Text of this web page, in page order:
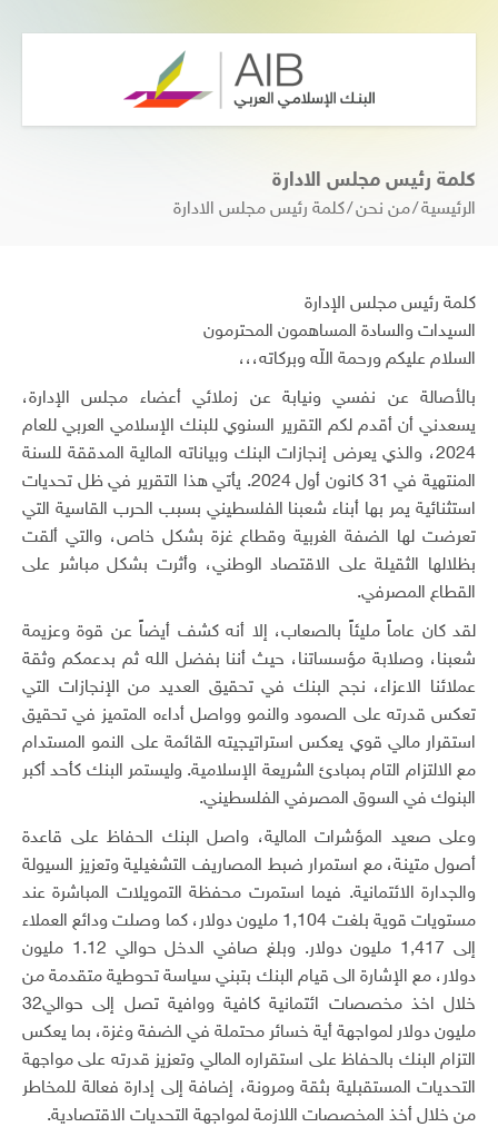
كلمة رئيس مجلس الادارة
الرئيسية من نحن كلمة رئيس مجلس الادارة
كلمة رئيس مجلس الإدارة
السيدات والسادة المساهمون المحترمون
السلام عليكم ورحمة اللّه وبركاته،،،
بالأصالة عن نفسي ونيابة عن زملائي أعضاء مجلس الإدارة،
يسعدني أن أقدم لكم التقرير السنوي للبنك الإسلامي العربي للعام
2024، والذي يعرض إنجازات البنك وبياناته المالية المدققة للسنة
المنتهية في 31 كانون أول 2024. يأتي هذا التقرير في ظل تحديات
استثنائية يمر بها أبناء شعبنا الفلسطيني بسبب الحرب القاسية التي
تعرضت لها الضفة الغربية وقطاع غزة بشكل خاص، والتي ألقت
بظلالها الثقيلة على الاقتصاد الوطني، وأثرت بشكل مباشر على
القطاع المصرفي.
لقد كان عاماً مليئاً بالصعاب، إلا أنه كشف أيضاً عن قوة وعزيمة
شعبنا، وصلابة مؤسساتنا، حيث أننا بفضل الله ثم بدعمكم وثقة
عملائنا الاعزاء، نجح البنك في تحقيق العديد من الإنجازات التي
تعكس قدرته على الصمود والنمو وواصل أداءه المتميز في تحقيق
استقرار مالي قوي يعكس استراتيجيته القائمة على النمو المستدام
مع الالتزام التام بمبادئ الشريعة الإسلامية. وليستمر البنك كأحد أكبر
البنوك في السوق المصرفي الفلسطيني.
وعلى صعيد المؤشرات المالية، واصل البنك الحفاظ على قاعدة
أصول متينة، مع استمرار ضبط المصاريف التشغيلية وتعزيز السيولة
والجدارة الائتمانية. فيما استمرت محفظة التمويلات المباشرة عند
مستويات قوية بلغت 1,104 مليون دولار، كما وصلت ودائع العملاء
إلى 1,417 مليون دولار. وبلغ صافي الدخل حوالي 1.12 مليون
دولار، مع الإشارة الى قيام البنك بتبني سياسة تحوطية متقدمة من
خلال اخذ مخصصات ائتمانية كافية ووافية تصل إلى حوالي32
مليون دولار لمواجهة أية خسائر محتملة في الضفة وغزة، بما يعكس
التزام البنك بالحفاظ على استقراره المالي وتعزيز قدرته على مواجهة
التحديات المستقبلية بثقة ومرونة، إضافة إلى إدارة فعالة للمخاطر
من خلال أخذ المخصصات اللازمة لمواجهة التحديات الاقتصادية.